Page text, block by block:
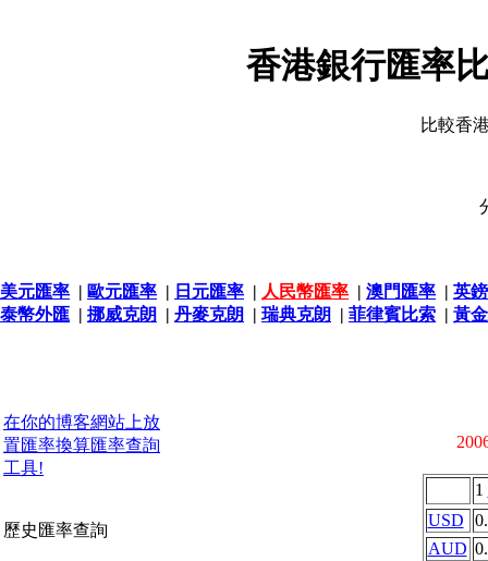
香港銀行匯率
比較香
美元匯率 | 歐元匯率 | 日元匯率 | 人民幣匯率 | 澳門匯率 | 英
泰幣外匯 | 挪威克朗 | 丹麥克朗 | 瑞典克朗 | 菲律賓比索 | 黃
在你的博客網站上放
置匯率換算匯率查詢
工具!
歷史匯率查詢
1
USD
AUD